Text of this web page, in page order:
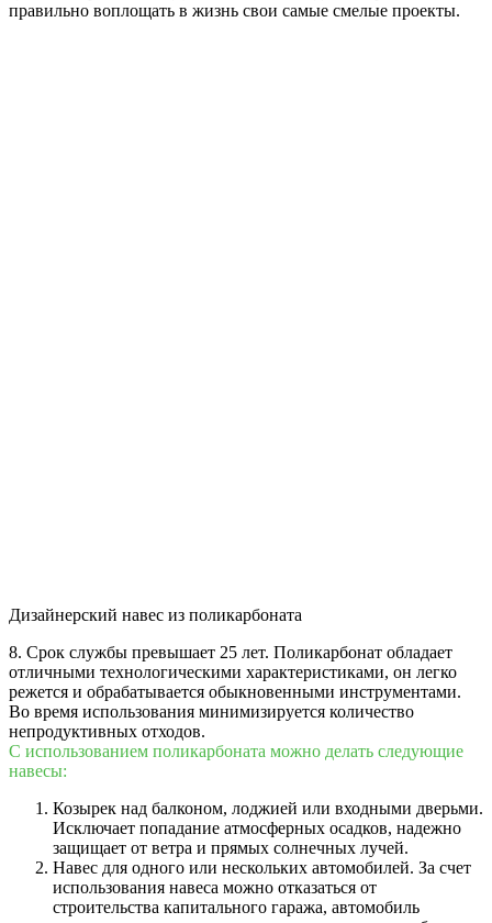
правильно воплощать в жизнь свои самые смелые проекты.
Дизайнерский навес из поликарбоната
8. Срок службы превышает 25 лет. Поликарбонат обладает
отличными технологическими характеристиками, он легко
режется и обрабатывается обыкновенными инструментами.
Во время использования минимизируется количество
непродуктивных отходов.
С использованием поликарбоната можно делать следующие
навесы:
Козырек над балконом, лоджией или входными дверьми.
Исключает попадание атмосферных осадков, надежно
защищает от ветра и прямых солнечных лучей.
Навес для одного или нескольких автомобилей. За счет
использования навеса можно отказаться от
строительства капитального гаража, автомобиль